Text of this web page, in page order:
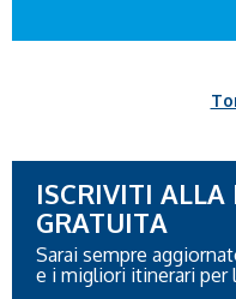
ISCRIVITI ALLA
GRATUITA
Sarai sempre
e i migliori itinerari per